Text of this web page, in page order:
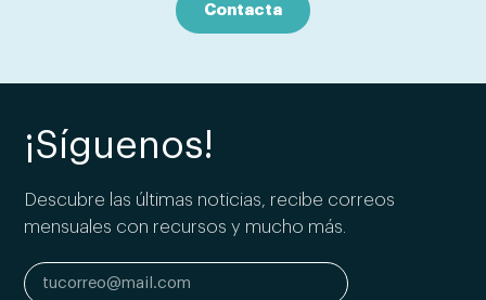
Contacta
¡Síguenos!
Descubre las últimas noticias, recibe correos
mensuales con recursos y mucho más.